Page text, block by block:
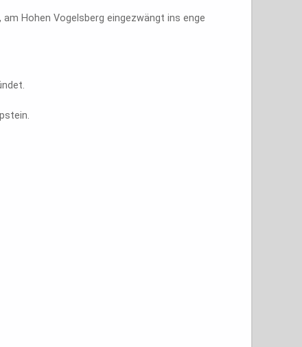
Hohen Vogelsberg eingezwängt ins enge